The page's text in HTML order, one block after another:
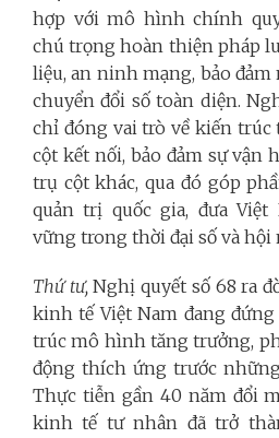
hợp với mô hình chính
chú trọng hoàn thiện pháp
liệu, an ninh mạng, bảo
chuyển đổi số toàn diện.
chỉ đóng vai trò về kiến trúc
cột kết nối, bảo đảm sự vận
trụ cột khác, qua đó góp
quản trị quốc gia, đưa
vững trong thời đại số và hội
Thứ tư,Nghị quyết số 68 ra
kinh tế Việt Nam đang đứng
trúc mô hình tăng trưởng,
động thích ứng trước
Thực tiễn gần 40 năm đổi
kinh tế tư nhân đã trở